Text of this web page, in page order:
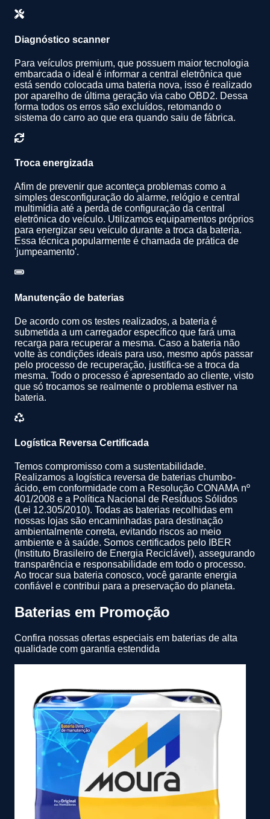
Diagnóstico scanner
Para veículos premium, que possuem maior tecnologia
embarcada o ideal é informar a central eletrônica que
está sendo colocada uma bateria nova, isso é realizado
por aparelho de última geração via cabo OBD2. Dessa
forma todos os erros são excluídos, retomando o
sistema do carro ao que era quando saiu de fábrica.
Troca energizada
Afim de prevenir que aconteça problemas como a
simples desconfiguração do alarme, relógio e central
multimídia até a perda de configuração da central
eletrônica do veículo. Utilizamos equipamentos próprios
para energizar seu veículo durante a troca da bateria.
Essa técnica popularmente é chamada de prática de
'jumpeamento'.
Manutenção de baterias
De acordo com os testes realizados, a bateria é
submetida a um carregador específico que fará uma
recarga para recuperar a mesma. Caso a bateria não
volte às condições ideais para uso, mesmo após passar
pelo processo de recuperação, justifica-se a troca da
mesma. Todo o processo é apresentado ao cliente, visto
que só trocamos se realmente o problema estiver na
bateria.
Logística Reversa Certificada
Temos compromisso com a sustentabilidade.
Realizamos a logística reversa de baterias chumbo-
ácido, em conformidade com a Resolução CONAMA nº
401/2008 e a Política Nacional de Resíduos Sólidos
(Lei 12.305/2010). Todas as baterias recolhidas em
nossas lojas são encaminhadas para destinação
ambientalmente correta, evitando riscos ao meio
ambiente e à saúde. Somos certificados pelo IBER
(Instituto Brasileiro de Energia Reciclável), assegurando
transparência e responsabilidade em todo o processo.
Ao trocar sua bateria conosco, você garante energia
confiável e contribui para a preservação do planeta.
Baterias em Promoção
Confira nossas ofertas especiais em baterias de alta
qualidade com garantia estendida